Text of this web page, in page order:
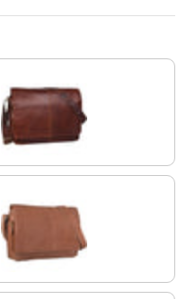
cognac marrone scuro
cognac - marrone chiaro